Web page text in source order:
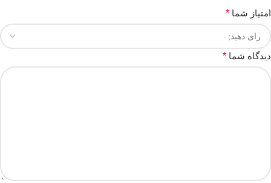
امتیاز شما *
دیدگاه شما *